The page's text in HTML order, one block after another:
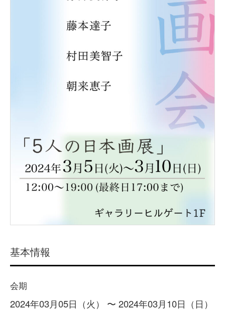
基本情報
会期
2024年03月05日（火） 〜 2024年03月10日（日）